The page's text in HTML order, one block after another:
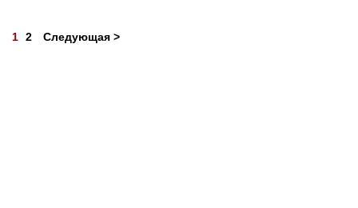
1 2 Следующая >